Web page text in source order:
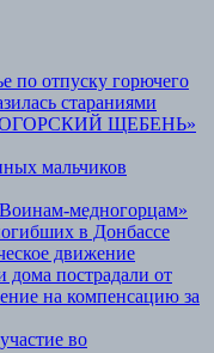
по отпуску горючего
стараниями
ЩЕБЕНЬ»
мальчиков
медногорцам»
в Донбассе
движение
дома пострадали от
на компенсацию за
во